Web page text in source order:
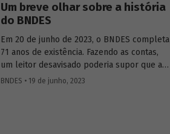
Um breve olhar sobre a história
do BNDES
Em 20 de junho de 2023, o BNDES completa
71 anos de existência. Fazendo as contas,
um leitor desavisado poderia supor que a
criação do BNDE em 1952 (o “S” só viria
BNDES • 19 de junho, 2023